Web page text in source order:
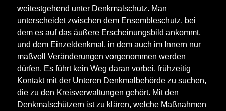
weitestgehend unter Denkmalschutz. Man
unterscheidet zwischen dem Ensembleschutz, bei
dem es auf das äußere Erscheinungsbild ankommt,
und dem Einzeldenkmal, in dem auch im Innern nur
maßvoll Veränderungen vorgenommen werden
dürfen. Es führt kein Weg daran vorbei, frühzeitig
Kontakt mit der Unteren Denkmalbehörde zu suchen,
die zu den Kreisverwaltungen gehört. Mit den
Denkmalschützern ist zu klären, welche Maßnahmen